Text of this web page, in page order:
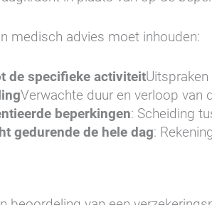
medisch advies moet inhouden:
de specifieke activiteit
Verwachte duur en verloop van
beperkingen: Scheiding
gedurende de hele dag: